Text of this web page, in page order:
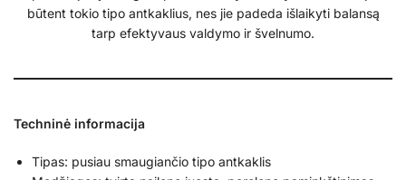
būtent tokio tipo antkaklius, nes jie padeda išlaikyti balansą
tarp efektyvaus valdymo ir švelnumo.
Techninė informacija
Tipas: pusiau smaugiančio tipo antkaklis